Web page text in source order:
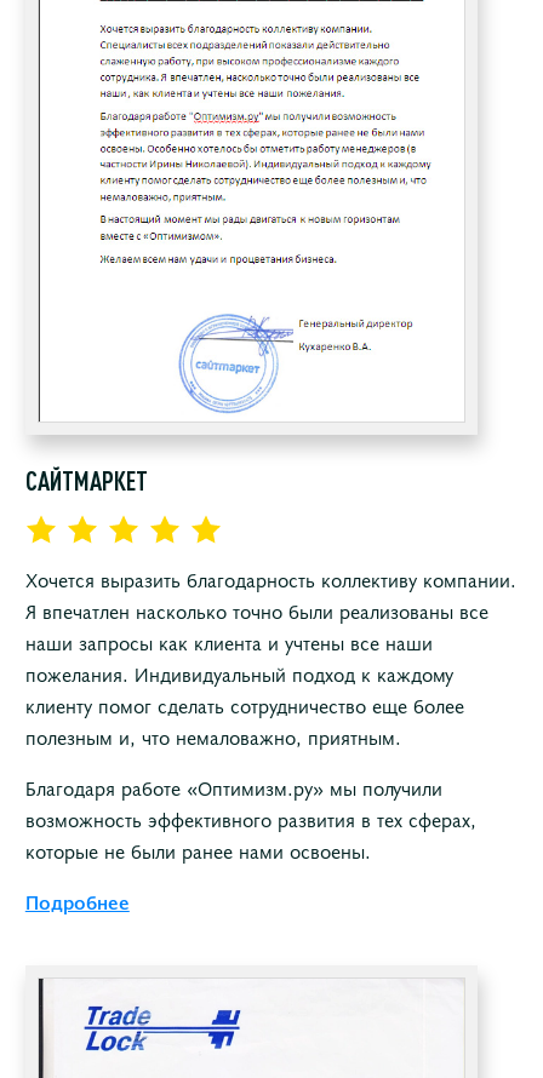
САЙТМАРКЕТ
Хочется выразить благодарность коллективу компании.
Я впечатлен насколько точно были реализованы все
наши запросы как клиента и учтены все наши
пожелания. Индивидуальный подход к каждому
клиенту помог сделать сотрудничество еще более
полезным и, что немаловажно, приятным.
Благодаря работе «Оптимизм.ру» мы получили
возможность эффективного развития в тех сферах,
которые не были ранее нами освоены.
Подробнее